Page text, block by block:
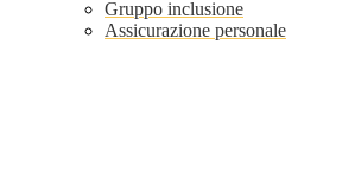
Gruppo inclusione
Assicurazione personale